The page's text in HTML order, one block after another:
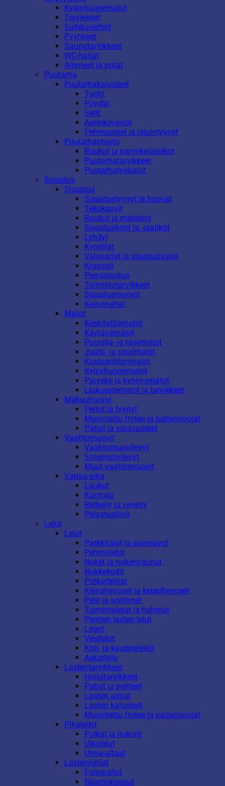
Kylpyhuonematot
Tarvikkeet
Suihkuverhot
Pyyhkeet
Saunatarvikkeet
WC-harjat
Ammeet ja potat
Puutarha
Puutarhakalusteet
Tuolit
Pöydät
Setit
Aurinkovarjot
Pehmusteet ja istuintyynyt
Puutarhanhoito
Ruukut ja parvekelaatikot
Puutarhatarvikkeet
Puutarhatyökalut
Sisustus
Sisustus
Sisustustyynyt ja huovat
Tekokasvit
Ruukut ja maljakot
Sisustuskorit ja -laatikot
Lyhdyt
Kynttilät
Valosarjat ja sisustusvalot
Kranssit
Piensisustus
Toimistotarvikkeet
Sisustusmuovit
Keinonahat
Matot
Keskilattiamatot
Käytävämatot
Puuvilla- ja räsymatot
Juutti- ja sisalmatot
Kosteantilanmatot
Kylpyhuonematot
Parveke ja kynnysmatot
Liukuestematot ja tarvikkeet
Makuuhuone
Peitot ja tyynyt
Muovitettu frotee ja patjansuojat
Patjat ja varavuoteet
Vaahtomuovit
Vaahtomuovilevyt
Solumuovilevyt
Muut vaahtomuovit
Vapaa-aika
Laukut
Kuntoilu
Retkeily ja veneily
Pelastusliivit
Lelut
Lelut
Parkkitalot ja ajoneuvot
Pehmolelut
Nuket ja nukenvaunut
Nukkekodit
Potkuttelijat
Keinuhevoset ja keppihevoset
Pelit ja soittimet
Toimintalelut ja hahmot
Pienten lasten lelut
Legot
Vesilelut
Koti- ja kauppaleikit
Askartelu
Lastentarvikkeet
Hoitotarvikkeet
Patjat ja peitteet
Lasten astiat
Lasten kalusteet
Muovitettu frotee ja patjansuojat
Pihaleikit
Pulkat ja liukurit
Ulkolelut
Uima-altaat
Lastenjuhlat
Foliopallot
Naamiaisasut